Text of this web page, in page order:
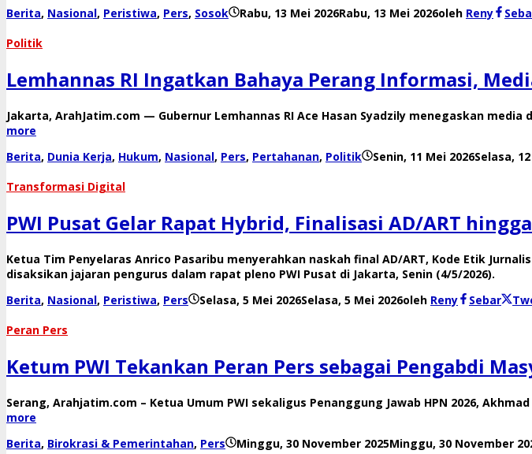
Berita, Nasional, Peristiwa, Pers, Sosok Rabu, 13 Mei 2026Rabu, 13 Mei 2026oleh Reny
Politik
Lemhannas RI Ingatkan Bahaya Perang Informasi,
Jakarta, ArahJatim.com — Gubernur Lemhannas RI Ace Hasan Syadzily menegaskan
more
Berita, Dunia Kerja, Hukum, Nasional, Pers, Pertahanan, Politik Senin, 11 Mei 2026Selasa,
Transformasi Digital
PWI Pusat Gelar Rapat Hybrid, Finalisasi AD/ART
Ketua Tim Penyelaras Anrico Pasaribu menyerahkan naskah final AD/ART, Kode Etik
disaksikan jajaran pengurus dalam rapat pleno PWI Pusat di Jakarta, Senin (4/5/2026).
Berita, Nasional, Peristiwa, Pers Selasa, 5 Mei 2026Selasa, 5 Mei 2026oleh Reny Sebar
Peran Pers
Ketum PWI Tekankan Peran Pers sebagai Pengabdi
Serang, Arahjatim.com – Ketua Umum PWI sekaligus Penanggung Jawab HPN 2026,
more
Berita, Birokrasi & Pemerintahan, Pers Minggu, 30 November 2025Minggu, 30 November